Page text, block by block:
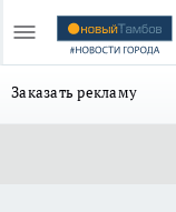
Заказать рекламу